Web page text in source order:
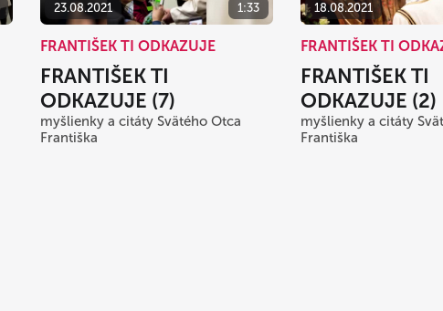
23.08.2021 1:33
FRANTIŠEK TI ODKAZUJE
FRANTIŠEK TI
ODKAZUJE (7)
myšlienky a citáty Svätého Otca
Františka
18.08.2021
FRANTIŠEK TI
FRANTIŠEK TI
ODKAZUJE (2)
myšlienky a citáty
Františka